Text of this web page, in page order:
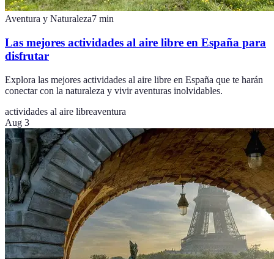
Aventura y Naturaleza7 min
Las mejores actividades al aire libre en España para
disfrutar
Explora las mejores actividades al aire libre en España que te harán
conectar con la naturaleza y vivir aventuras inolvidables.
actividades al aire libreaventura
Aug 3